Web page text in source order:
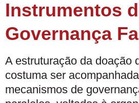
Instrumentos
Governança
A estruturação da doação
costuma ser
mecanismos de